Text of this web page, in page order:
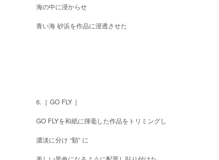
海の中に浸からせ
青い海 砂浜を作品に浸透させた
6.［ GO FLY ］
GO FLYを和紙に揮毫した作品をトリミングし
濃淡に分け “額” に